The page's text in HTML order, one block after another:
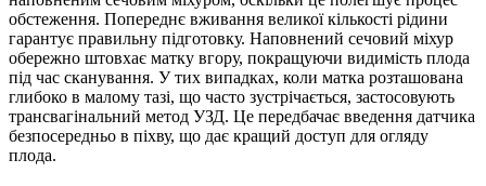
обстеження. Попереднє вживання великої кількості рідини
гарантує правильну підготовку. Наповнений сечовий міхур
обережно штовхає матку вгору, покращуючи видимість плода
під час сканування. У тих випадках, коли матка розташована
глибоко в малому тазі, що часто зустрічається, застосовують
трансвагінальний метод УЗД. Це передбачає введення датчика
безпосередньо в піхву, що дає кращий доступ для огляду
плода.